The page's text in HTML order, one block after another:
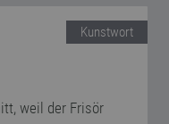
Kunstwort
weil der Frisör